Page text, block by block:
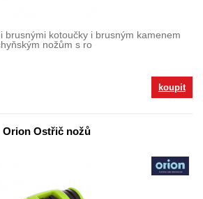
brusnými kotoučky i brusným kamenem
nožům s ro
koupit
Orion Ostřič nožů